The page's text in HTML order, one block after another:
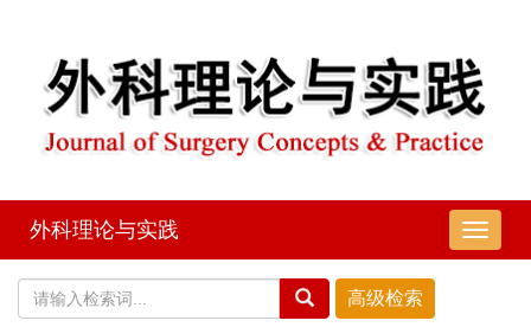
导
航
外科理论与实践